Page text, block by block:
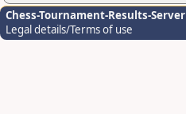
Chess-Tournament-Results-Server
Legal details/Terms of use